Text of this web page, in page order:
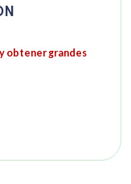
obtener grandes